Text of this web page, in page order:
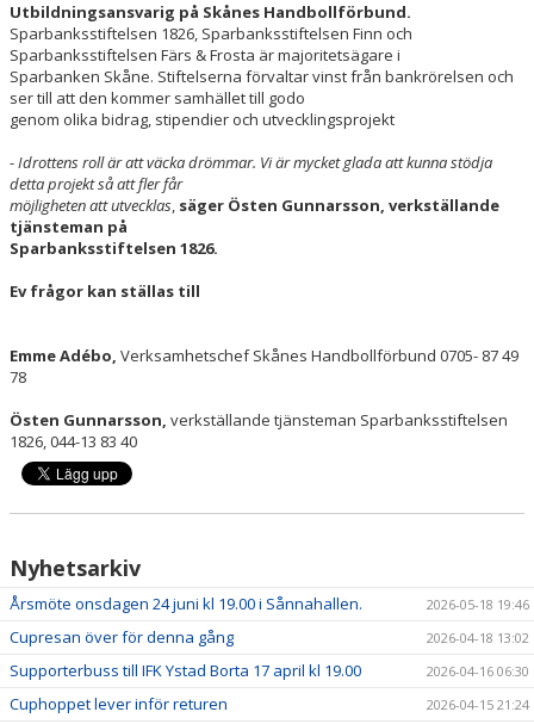
Utbildningsansvarig på Skånes Handbollförbund.
Sparbanksstiftelsen 1826, Sparbanksstiftelsen Finn och
Sparbanksstiftelsen Färs & Frosta är majoritetsägare i
Sparbanken Skåne. Stiftelserna förvaltar vinst från bankrörelsen och
ser till att den kommer samhället till godo
genom olika bidrag, stipendier och utvecklingsprojekt
-Idrottens roll är att väcka drömmar. Vi är mycket glada att kunna stödja
detta projekt så att fler får
möjligheten att utvecklas, säger Östen Gunnarsson, verkställande
tjänsteman på
Sparbanksstiftelsen 1826.
Ev frågor kan ställas till
Emme Adébo, Verksamhetschef Skånes Handbollförbund 0705- 87 49
78
Östen Gunnarsson, verkställande tjänsteman Sparbanksstiftelsen
1826, 044-13 83 40
Nyhetsarkiv
Årsmöte onsdagen 24 juni kl 19.00 i Sånnahallen. 2026-05-18 19:46
Cupresan över för denna gång 2026-04-18 13:02
Supporterbuss till IFK Ystad Borta 17 april kl 19.00 2026-04-16 06:30
Cuphoppet lever inför returen 2026-04-15 21:24